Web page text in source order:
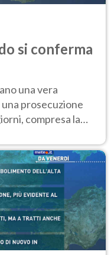
si conferma
una vera
prosecuzione
compresa la